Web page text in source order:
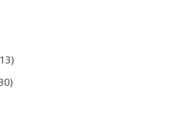
1313
produits
30